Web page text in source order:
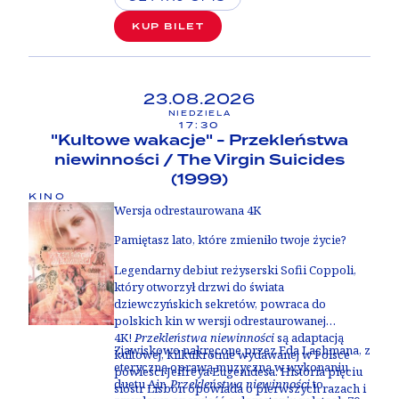
Rzymianami?
Obelix: Misja Kleopatra
chyba najbardziej dowcipna rozrywka wszech
czasów oraz dzieło-mem, do którego
wszyscy rozmawiamy dziś dialogami z
Kleopatry.
KUP BILET
23.08.2026
NIEDZIELA
17:30
"Kultowe wakacje" - Przekleństwa
niewinności / The Virgin Suicides
(1999)
KINO
Wersja odrestaurowana 4K
Pamiętasz lato, które zmieniło twoje życie?
Legendarny debiut reżyserski Sofii Coppoli,
który otworzył drzwi do świata
dziewczyńskich sekretów, powraca do
polskich kin w wersji odrestaurowanej
4K!Przekleństwa niewinnościsą adaptacją
kultowej, kilkukrotnie wydawanej w Polsce
powieści Jeffreya Eugenidesa. Historia pięciu
sióstr Lisbon opowiada o pierwszych razach i
Zjawiskowo nakręcone przez Eda Lachmana, z
eteryczną oprawą muzyczną w wykonaniu
duetu Air,Przekleństwa niewinnościto